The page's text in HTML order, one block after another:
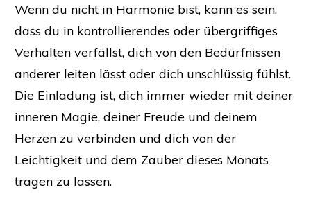
Wenn du nicht in Harmonie bist, kann es sein,
dass du in kontrollierendes oder übergriffiges
Verhalten verfällst, dich von den Bedürfnissen
anderer leiten lässt oder dich unschlüssig fühlst.
Die Einladung ist, dich immer wieder mit deiner
inneren Magie, deiner Freude und deinem
Herzen zu verbinden und dich von der
Leichtigkeit und dem Zauber dieses Monats
tragen zu lassen.